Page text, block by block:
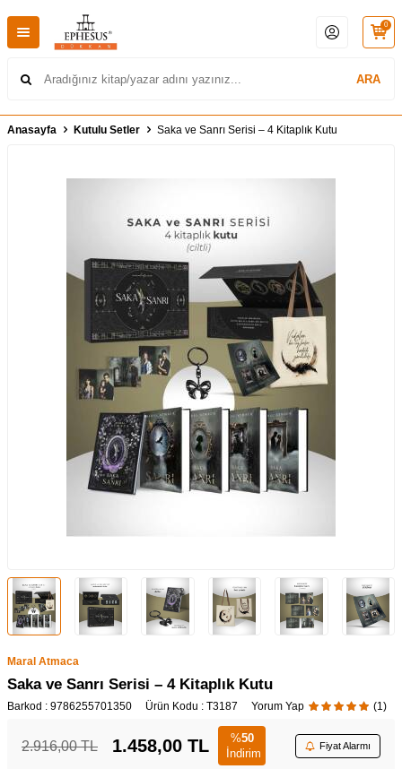
ARA
0
Anasayfa Kutulu Setler Saka ve Sanrı Serisi – 4 Kitaplık Kutu
Maral Atmaca
Saka ve Sanrı Serisi – 4 Kitaplık Kutu
Barkod : 9786255701350 Ürün Kodu : T3187 Yorum Yap (1)
2.916,00TL 1.458,00 TL %50
İndirim
Fiyat Alarmı